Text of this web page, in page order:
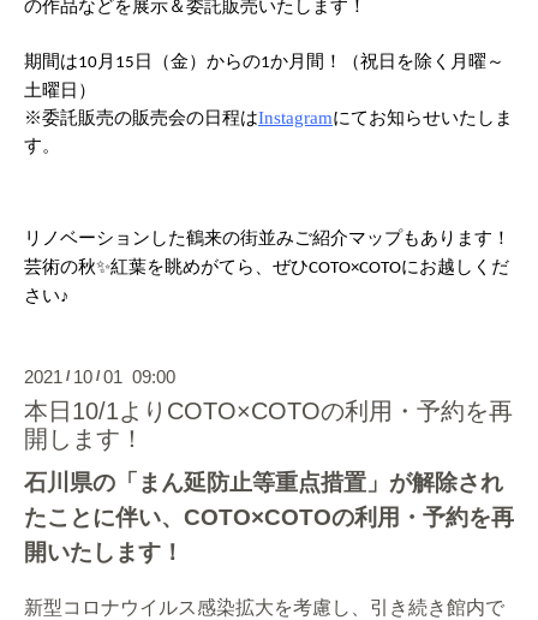
の作品などを展示＆委託販売いたします！
期間は10 月 15 日（金）からの1か月間！（祝日を除く月曜～
土曜日）
※委託販売の販売会の日程はInstagramにてお知らせいたしま
す。
リノベーションした鶴来の街並みご紹介マップもあります！
芸術の秋✨紅葉を眺めがてら、ぜひCOTO×COTOにお越しくだ
さい♪
2021 / 10 / 01 09:00
本日10/1よりCOTO×COTOの利用・予約を再
開します！
石川県の「まん延防止等重点措置」が解除され
たことに伴い、COTO×COTOの利用・予約を再
開いたします！
新型コロナウイルス感染拡大を考慮し、引き続き館内で